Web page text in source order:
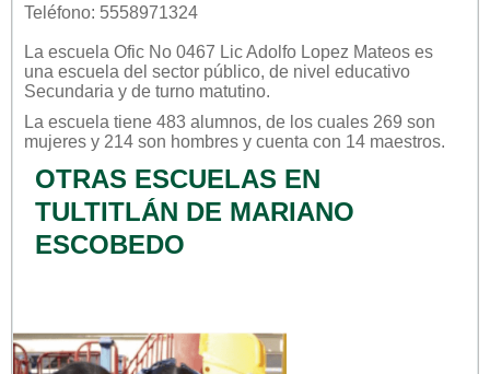
Teléfono: 5558971324
La escuela Ofic No 0467 Lic Adolfo Lopez Mateos es
una escuela del sector público, de nivel educativo
Secundaria y de turno matutino.
La escuela tiene 483 alumnos, de los cuales 269 son
mujeres y 214 son hombres y cuenta con 14 maestros.
OTRAS ESCUELAS EN
TULTITLÁN DE MARIANO
ESCOBEDO